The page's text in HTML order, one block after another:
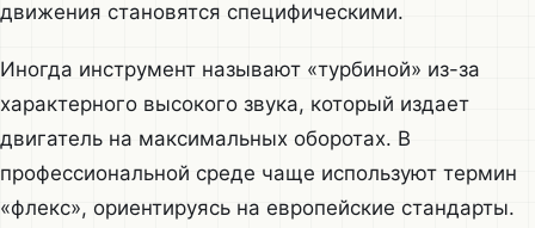
движения становятся специфическими.
Иногда инструмент называют «турбиной» из-за
характерного высокого звука, который издает
двигатель на максимальных оборотах. В
профессиональной среде чаще используют термин
«флекс», ориентируясь на европейские стандарты.